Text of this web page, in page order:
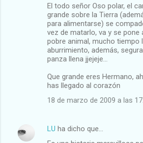
El todo señor Oso polar, el
grande sobre la Tierra
para alimentarse) se
vez de matarlo, va y se pone
pobre animal, mucho tiempo
aburrimiento, además,
panza llena jjejeje…
Que grande eres Hermano,
has llegado al corazón
18 de marzo de 2009 a las
LU ha dicho que…